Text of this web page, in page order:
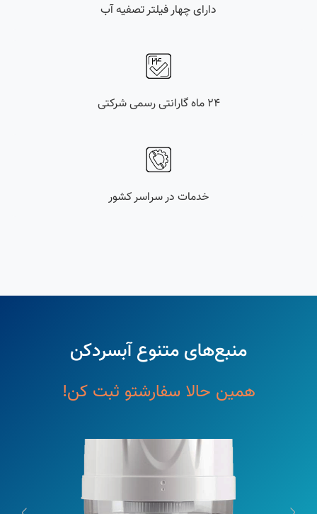
دارای چهار فیلتر تصفیه آب
۲۴ ماه گارانتی رسمی شرکتی
خدمات در سراسر کشور
منبع‌های متنوع آبسردکن
همین‌ حالا سفارشتو ثبت کن!